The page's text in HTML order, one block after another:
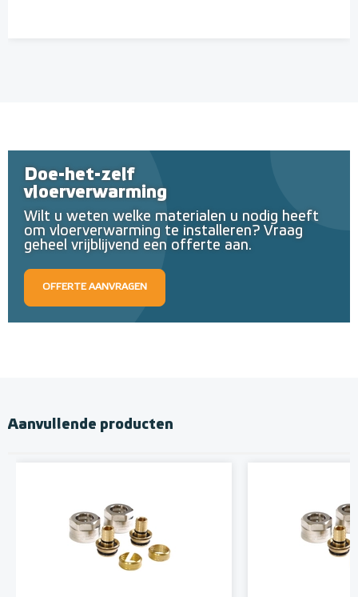
Doe-het-zelf
vloerverwarming
Wilt u weten welke materialen u nodig heeft
om vloerverwarming te installeren? Vraag
geheel vrijblijvend een offerte aan.
OFFERTE AANVRAGEN
Aanvullende producten